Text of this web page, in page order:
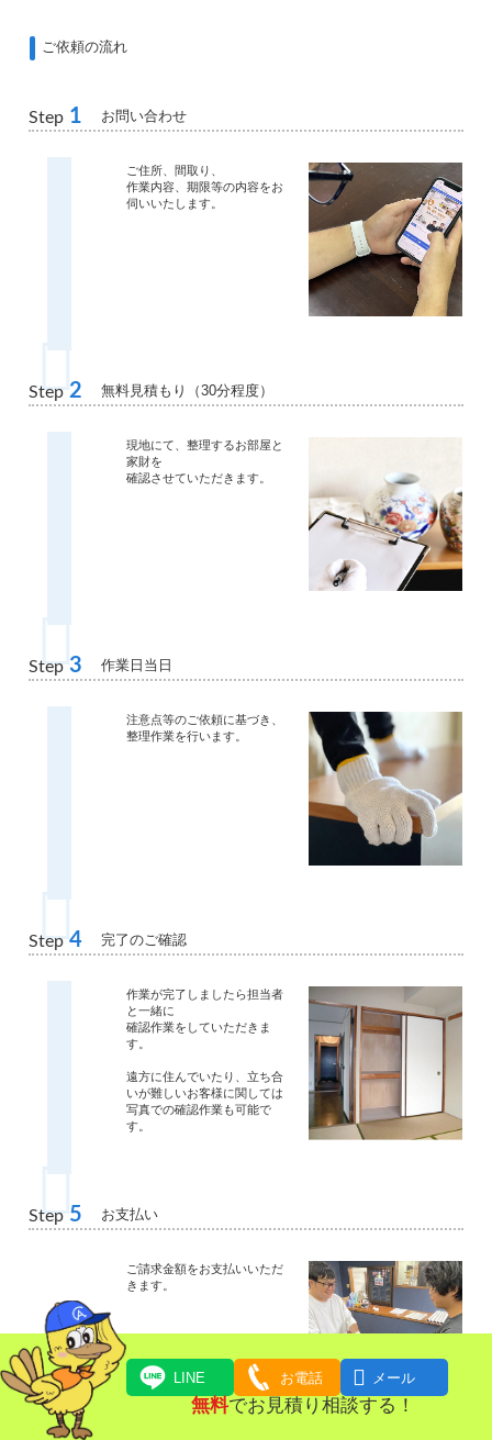
ご依頼の流れ
Step 1 お問い合わせ
ご住所、間取り、
作業内容、期限等の内容をお
伺いいたします。
Step 2 無料見積もり（30分程度）
現地にて、整理するお部屋と
家財を
確認させていただきます。
Step 3 作業日当日
注意点等のご依頼に基づき、
整理作業を行います。
Step 4 完了のご確認
作業が完了しましたら担当者
と一緒に
確認作業をしていただきま
す。
遠方に住んでいたり、立ち合
いが難しいお客様に関しては
写真での確認作業も可能で
す。
Step 5 お支払い
ご請求金額をお支払いいただ
きます。
LINE お電話  メール
無料でお見積り相談する！